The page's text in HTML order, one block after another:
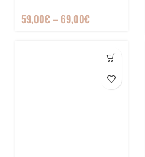
59,00€– 69,00€